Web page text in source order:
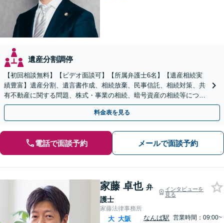
遺産分割調停
【初回相談無料】【ビデオ面談可】【所属弁護士6名】【遺産相続実
績豊富】遺産分割、遺言書作成、相続放棄、民事信託、相続対策、共
有不動産に関する問題、株式・事業の相続、暗号資産の相続等につき
豊富な対応実績。【バリアフリー】【完全個室】
料金表を見る
電話で面談予約 メールで面談予約
家藤 卓也 弁
護士
インタビューを
見る
家藤法律事務所
大 大阪
なんば駅 営業時間：09:00~